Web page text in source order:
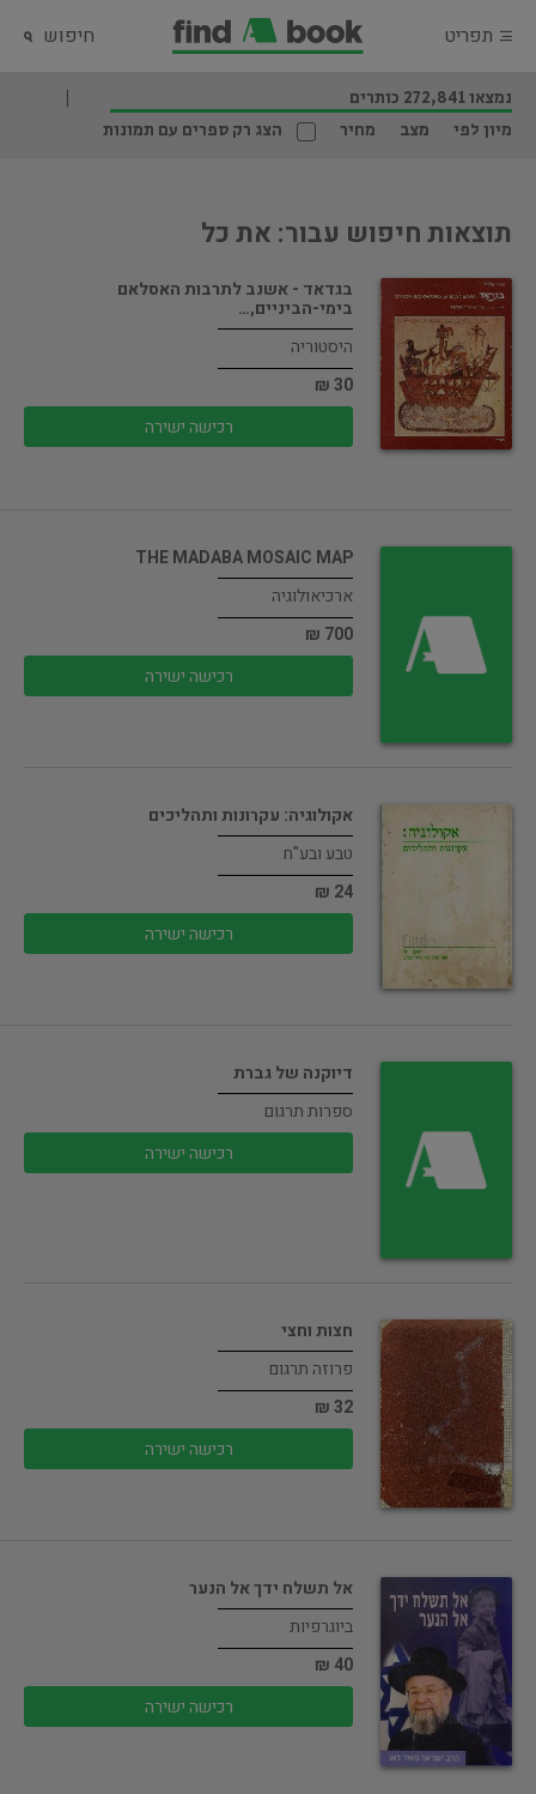
תפריט חיפוש
נמצאו 272,841 כותרים
מיון לפי
מצב מחיר הצג רק ספרים עם תמונות
תוצאות חיפוש עבור: את כל
בגדאד - אשנב לתרבות האסלאם
בימי-הביניים,…
היסטוריה
30 ₪
רכישה ישירה
THE MADABA MOSAIC MAP
ארכיאולוגיה
700 ₪
רכישה ישירה
אקולוגיה: עקרונות ותהליכים
טבע ובע"ח
24 ₪
רכישה ישירה
דיוקנה של גברת
ספרות תרגום
רכישה ישירה
חצות וחצי
פרוזה תרגום
32 ₪
רכישה ישירה
אל תשלח ידך אל הנער
ביוגרפיות
40 ₪
רכישה ישירה